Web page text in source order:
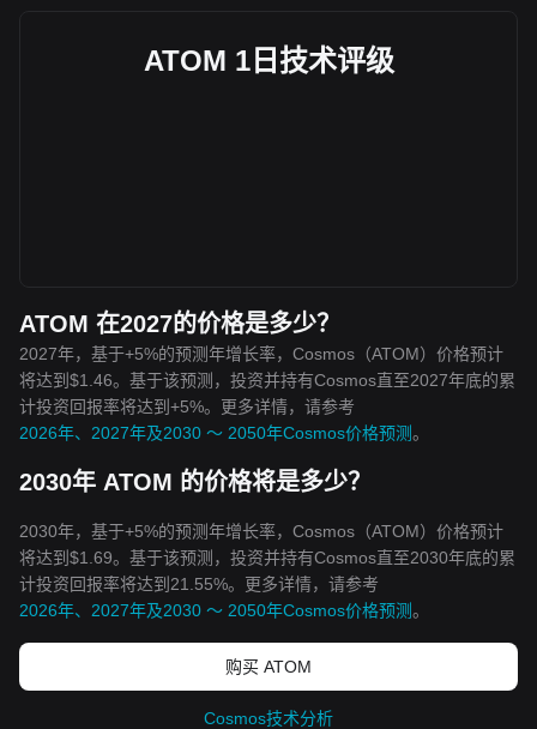
ATOM 1日技术评级
ATOM 在2027的价格是多少？
2027年，基于+5%的预测年增长率，Cosmos（ATOM）价格预计
将达到$1.46。基于该预测，投资并持有Cosmos直至2027年底的累
计投资回报率将达到+5%。更多详情，请参考
2026年、2027年及2030 ～ 2050年Cosmos价格预测。
2030年 ATOM 的价格将是多少？
2030年，基于+5%的预测年增长率，Cosmos（ATOM）价格预计
将达到$1.69。基于该预测，投资并持有Cosmos直至2030年底的累
计投资回报率将达到21.55%。更多详情，请参考
2026年、2027年及2030 ～ 2050年Cosmos价格预测。
购买 ATOM
Cosmos技术分析